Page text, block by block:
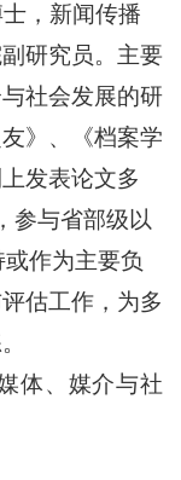
，新闻传播
研究员。主要
社会发展的研
》、《档案学
发表论文多
参与省部级以
作为主要负
估工作，为多
体、媒介与社